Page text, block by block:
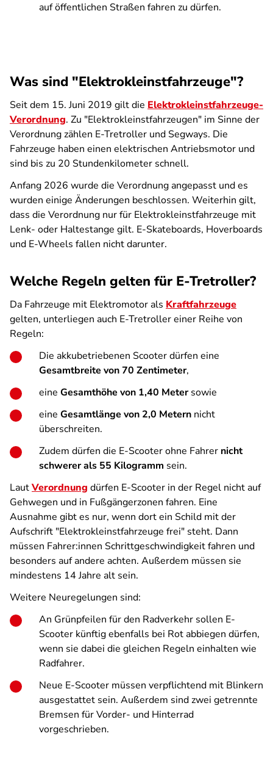
auf öffentlichen Straßen fahren zu dürfen.
Was sind "Elektrokleinstfahrzeuge"?
Seit dem 15. Juni 2019 gilt die Elektrokleinstfahrzeuge-
Verordnung. Zu "Elektrokleinstfahrzeugen" im Sinne der
Verordnung zählen E-Tretroller und Segways. Die
Fahrzeuge haben einen elektrischen Antriebsmotor und
sind bis zu 20 Stundenkilometer schnell.
Anfang 2026 wurde die Verordnung angepasst und es
wurden einige Änderungen beschlossen. Weiterhin gilt,
dass die Verordnung nur für Elektrokleinstfahrzeuge mit
Lenk- oder Haltestange gilt. E-Skateboards, Hoverboards
und E-Wheels fallen nicht darunter.
Welche Regeln gelten für E-Tretroller?
Da Fahrzeuge mit Elektromotor als Kraftfahrzeuge
gelten, unterliegen auch E-Tretroller einer Reihe von
Regeln:
Die akkubetriebenen Scooter dürfen eine
Gesamtbreite von 70 Zentimeter,
eine Gesamthöhe von 1,40 Metersowie
eine Gesamtlänge von 2,0 Metern nicht
überschreiten.
Zudem dürfen die E-Scooter ohne Fahrer nicht
schwerer als 55 Kilogramm sein.
LautVerordnung dürfen E-Scooter in der Regel nicht auf
Gehwegen und in Fußgängerzonen fahren. Eine
Ausnahme gibt es nur, wenn dort ein Schild mit der
Aufschrift "Elektrokleinstfahrzeuge frei" steht. Dann
müssen Fahrer:innen Schrittgeschwindigkeit fahren und
besonders auf andere achten. Außerdem müssen sie
mindestens 14 Jahre alt sein.
Weitere Neuregelungen sind:
An Grünpfeilen für den Radverkehr sollen E-
Scooter künftig ebenfalls bei Rot abbiegen dürfen,
wenn sie dabei die gleichen Regeln einhalten wie
Radfahrer.
Neue E-Scooter müssen verpflichtend mit Blinkern
ausgestattet sein. Außerdem sind zwei getrennte
Bremsen für Vorder- und Hinterrad
vorgeschrieben.